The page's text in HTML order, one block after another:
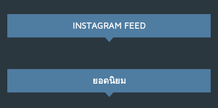
INSTAGRAM FEED
ยอดนิยม